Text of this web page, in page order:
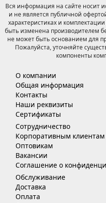
Вся информация на сайте носит
и не является публичной
характеристиках и
быть изменена производителем
не может быть основанием для
Пожалуйста, уточняйте
компоненты
О компании
Общая информация
Контакты
Наши реквизиты
Сертификаты
Сотрудничество
Корпоративным клиентам
Оптовикам
Вакансии
Соглашение о
Обслуживание
Доставка
Оплата